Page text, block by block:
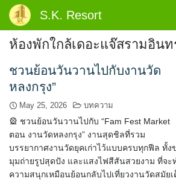
Skip
content
S.K. Resort
ห้องพักใกล้เดอะแจ๊สรามอินท
ชวนย้อนวันวานไปกับงานวัด
หลงกรุง”
May 25, 2026 บทความ
🎡 ชวนย้อนวันวานไปกับ “Fam Fest Market
ตอน งานวัดหลงกรุง” งานสุดชิลที่รวม
บรรยากาศงานวัดยุคเก่าไว้แบบครบทุกฟีล ทั้ง
มุมถ่ายรูปสุดปัง และแสงไฟสีสันสวยงาม ที่จะ
ความสนุกเหมือนย้อนกลับไปเที่ยวงานวัดสมัยเ